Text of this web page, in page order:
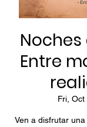
Noches
Entre
Fri, Oct
Ven a disfrutar